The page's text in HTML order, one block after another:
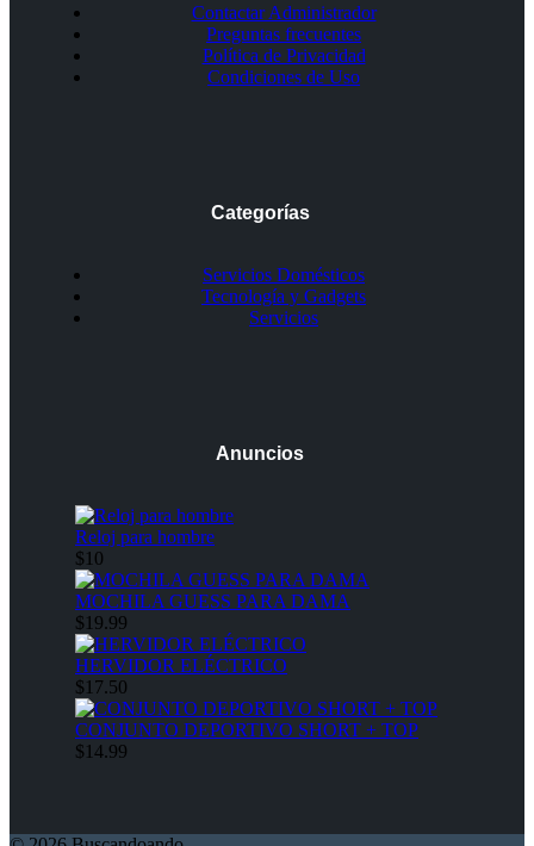
Contactar Administrador
Preguntas frecuentes
Política de Privacidad
Condiciones de Uso
Categorías
Servicios Domésticos
Tecnología y Gadgets
Servicios
Anuncios
Reloj para hombre
$10
MOCHILA GUESS PARA DAMA
$19.99
HERVIDOR ELÉCTRICO
$17.50
CONJUNTO DEPORTIVO SHORT + TOP
$14.99